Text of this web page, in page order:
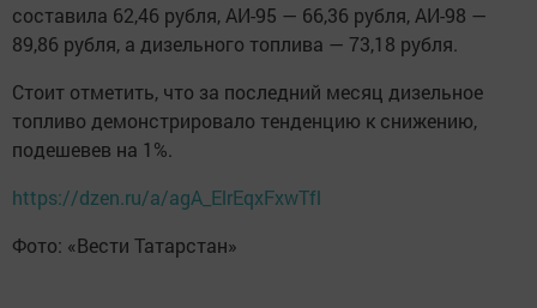
составила 62,46 рубля, АИ-95 — 66,36 рубля, АИ-98 —
89,86 рубля, а дизельного топлива — 73,18 рубля.
Стоит отметить, что за последний месяц дизельное
топливо демонстрировало тенденцию к снижению,
подешевев на 1%.
https://dzen.ru/a/agA_ElrEqxFxwTfl
Фото: «Вести Татарстан»